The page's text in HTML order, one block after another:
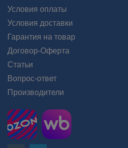
Условия оплаты
Условия доставки
Гарантия на товар
Договор-Оферта
Статьи
Вопрос-ответ
Производители